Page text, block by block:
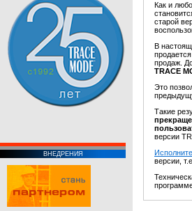
ВНЕДРЕНИЯ
Как и
старой
В
продаж.
TRACE
Это
Такие
версии
версии, т.е.